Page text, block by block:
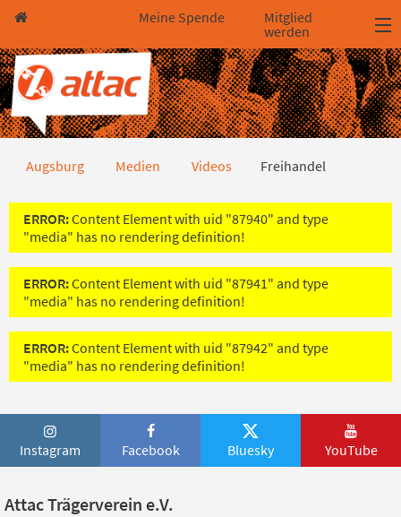
Direkt zum Hauptinhalt springen
Direkt zur Haupt-Navigation springen
Direkt zur Service-Navigation springen
Direkt zur Footer-Navigation springen
Direkt zum Footerinhalt springen
Meine Spende
Mitglied
werden
Freihandel
Augsburg Medien Videos Freihandel
ERROR:Content Element with uid "87940" and type
"media" has no rendering definition!
ERROR:Content Element with uid "87941" and type
"media" has no rendering definition!
ERROR:Content Element with uid "87942" and type
"media" has no rendering definition!
Instagram Facebook Bluesky YouTube
Attac Trägerverein e.V.